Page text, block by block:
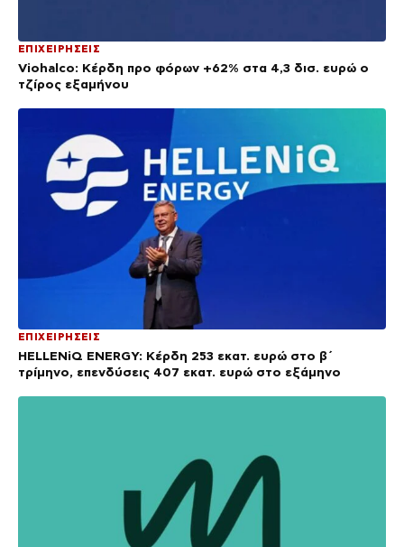
ΕΠΙΧΕΙΡΗΣΕΙΣ
Viohalco: Κέρδη προ φόρων +62% στα 4,3 δισ. ευρώ ο
τζίρος εξαμήνου
ΕΠΙΧΕΙΡΗΣΕΙΣ
HELLENiQ ENERGY: Κέρδη 253 εκατ. ευρώ στο β΄
τρίμηνο, επενδύσεις 407 εκατ. ευρώ στο εξάμηνο